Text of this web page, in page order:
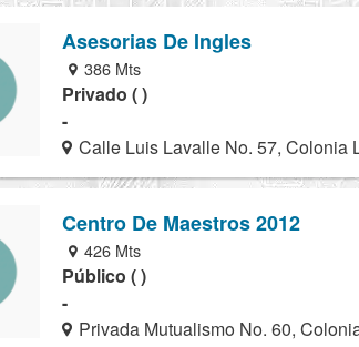
Asesorias De Ingles
386 Mts
Privado ( )
-
Calle Luis Lavalle No. 57, Colonia
Centro De Maestros 2012
426 Mts
Público ( )
-
Privada Mutualismo No. 60,